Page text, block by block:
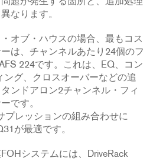
題が発生する箇所と、追加処理
なります。
オブ・ハウスの場合、最もコス
は、チャンネルあたり24個のフ
224です。これは、EQ、コン
ング、クロスオーバーなどの追
ンドアロン2チャンネル・フィ
です。
プレッションの組み合わせに
が最適です。
システムには、DriveRack